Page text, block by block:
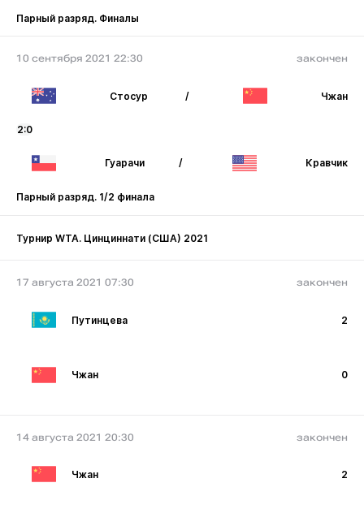
Парный разряд. Финалы
10 сентября 2021 22:30 закончен
Стосур / Чжан
2:0
Гуарачи / Кравчик
Парный разряд. 1/2 финала
Турнир WTA. Цинциннати (США) 2021
17 августа 2021 07:30 закончен
Путинцева 2
Чжан 0
14 августа 2021 20:30 закончен
Чжан 2